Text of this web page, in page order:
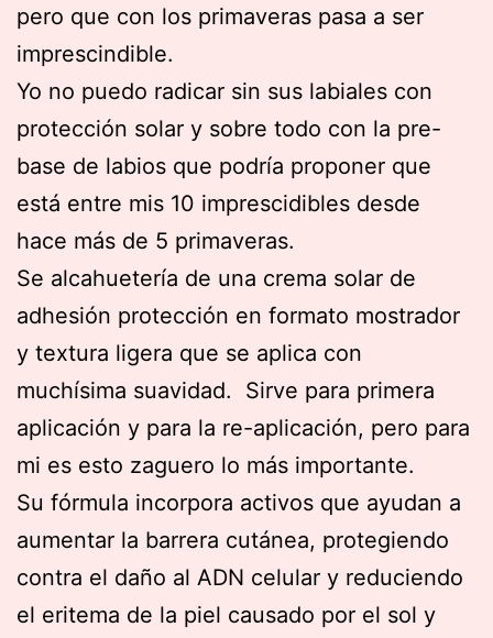
pero que con los primaveras pasa a ser
imprescindible.
Yo no puedo radicar sin sus labiales con
protección solar y sobre todo con la pre-
base de labios que podría proponer que
está entre mis 10 imprescidibles desde
hace más de 5 primaveras.
Se alcahuetería de una crema solar de
adhesión protección en formato mostrador
y textura ligera que se aplica con
muchísima suavidad. Sirve para primera
aplicación y para la re-aplicación, pero para
mi es esto zaguero lo más importante.
Su fórmula incorpora activos que ayudan a
aumentar la barrera cutánea, protegiendo
contra el daño al ADN celular y reduciendo
el eritema de la piel causado por el sol y